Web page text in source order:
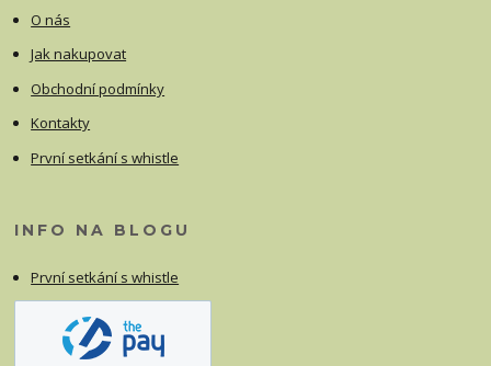
O nás
Jak nakupovat
Obchodní podmínky
Kontakty
První setkání s whistle
INFO NA BLOGU
První setkání s whistle